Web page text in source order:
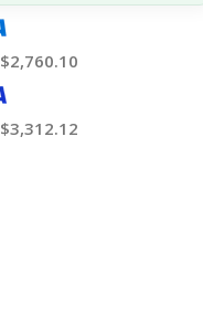
$2,760.10
$3,312.12